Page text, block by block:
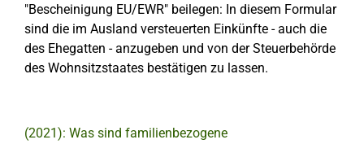
"Bescheinigung EU/EWR" beilegen: In diesem Formular
sind die im Ausland versteuerten Einkünfte - auch die
des Ehegatten - anzugeben und von der Steuerbehörde
des Wohnsitzstaates bestätigen zu lassen.
(2021): Was sind familienbezogene